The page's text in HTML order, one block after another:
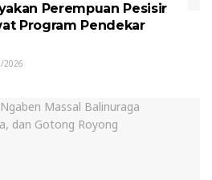
Perempuan Pesisir
Program Pendekar
2026